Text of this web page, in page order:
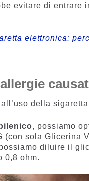
evitare di entrare
elettronica:
della
, possiamo
(con sola Glicerina
diluire il
0,8 ohm.